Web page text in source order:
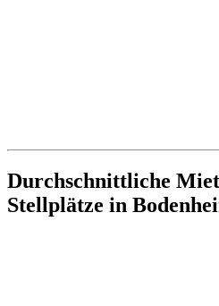
Durchschnittliche
Stellplätze in